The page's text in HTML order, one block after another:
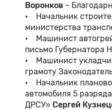
Воронков –
• Начальник
министерства
• Машинист
письмо Губернатора
• Машинист
грамоту
• Начальник
автомобиля 5
ДРСУ» Сергей